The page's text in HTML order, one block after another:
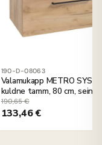
190-D-08063
Valamukapp METRO
kuldne tamm, 80 cm,
kinnitatav
190,65€
133,46€